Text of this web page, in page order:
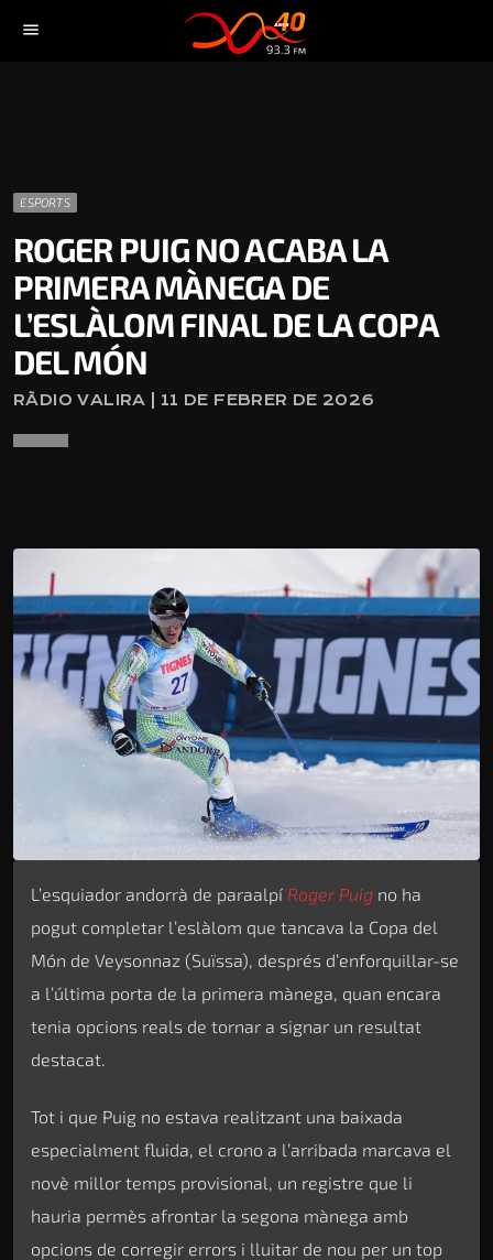
menu
ESPORTS
ROGER PUIG NO ACABA LA
PRIMERA MÀNEGA DE
L’ESLÀLOM FINAL DE LA COPA
DEL MÓN
RÀDIO VALIRA | 11 DE FEBRER DE 2026
L’esquiador andorrà de paraalpí Roger Puig no ha
pogut completar l’eslàlom que tancava la Copa del
Món de Veysonnaz (Suïssa), després d’enforquillar-se
a l’última porta de la primera mànega, quan encara
tenia opcions reals de tornar a signar un resultat
destacat.
Tot i que Puig no estava realitzant una baixada
especialment fluida, el crono a l’arribada marcava el
novè millor temps provisional, un registre que li
hauria permès afrontar la segona mànega amb
opcions de corregir errors i lluitar de nou per un top